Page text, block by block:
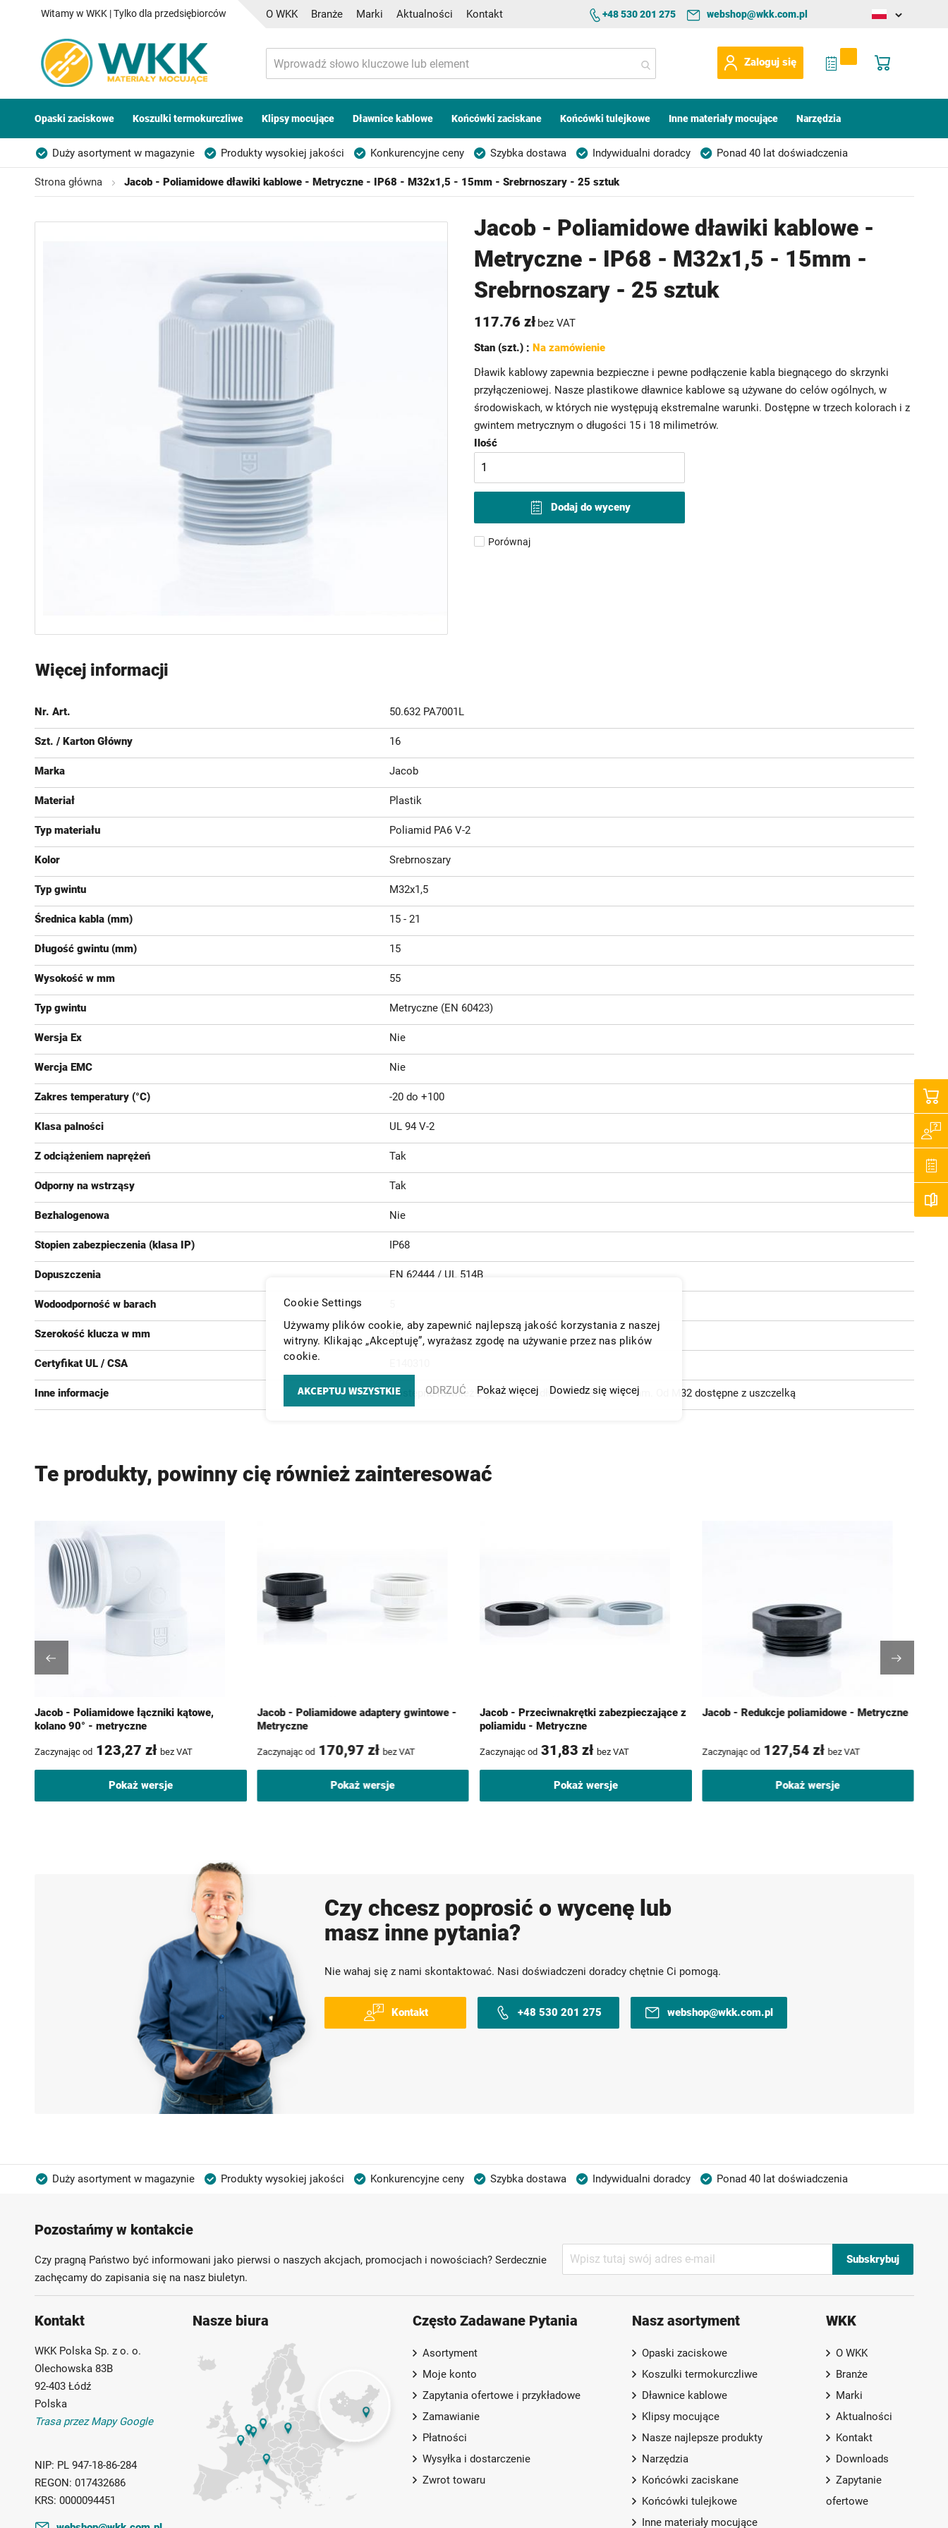
Witamy w WKK | Tylko dla przedsiębiorców O WKK Branże Marki Aktualności Kontakt webshop@wkk.com.pl
+48 530 201 275
Change
Zaloguj się
Mój koszyk
My Quote
Opaski zaciskowe Koszulki termokurczliwe Klipsy mocujące Dławnice kablowe Końcówki zaciskane Końcówki tulejkowe Inne materiały mocujące Narzędzia
Duży asortyment w magazynie Produkty wysokiej jakości Konkurencyjne ceny Szybka dostawa Indywidualni doradcy
Ponad 40 lat doświadczenia
Możliwość własnego etykietowania
Strona główna Jacob - Poliamidowe dławiki kablowe - Metryczne - IP68 - M32x1,5 - 15mm - Srebrnoszary - 25 sztuk
Jacob - Poliamidowe dławiki kablowe -
Metryczne - IP68 - M32x1,5 - 15mm -
Srebrnoszary - 25 sztuk
117.76 zł bez VAT
Stan (szt.) : Na zamówienie
Dławik kablowy zapewnia bezpieczne i pewne podłączenie kabla biegnącego do skrzynki
przyłączeniowej. Nasze plastikowe dławnice kablowe są używane do celów ogólnych, w
środowiskach, w których nie występują ekstremalne warunki. Dostępne w trzech kolorach i z
gwintem metrycznym o długości 15 i 18 milimetrów.
Ilość
Dodaj do wyceny
Porównaj
początek
Więcej informacji
Nr. Art. 50.632 PA7001L
Szt. / Karton Główny 16
Marka Jacob
Materiał Plastik
Typ materiału Poliamid PA6 V-2
Kolor Srebrnoszary
Typ gwintu M32x1,5
Średnica kabla (mm) 15 - 21
Długość gwintu (mm) 15
Wysokość w mm 55
Typ gwintu Metryczne (EN 60423)
Wersja Ex Nie
Wercja EMC Nie
Zakres temperatury (°C) -20 do +100
Klasa palności UL 94 V-2
Z odciążeniem naprężeń Tak
Odporny na wstrząsy Tak
Bezhalogenowa Nie
Stopien zabezpieczenia (klasa IP) IP68
Dopuszczenia EN 62444 / UL 514B
Wodoodporność w barach
Szerokość klucza w mm
Certyfikat UL / CSA
Inne informacje Dostępne również z gwintami o długości 15,0 i 18,0 mm. Od M32 dostępne z uszczelką
Te produkty, powinny cię również zainteresować
Jacob - Poliamidowe łączniki kątowe,
kolano 90° - metryczne
Zaczynając od 123,27 zł bez VAT
Pokaż wersje
Jacob - Poliamidowe adaptery gwintowe -
Metryczne
Zaczynając od 170,97 zł bez VAT
Pokaż wersje
Jacob - Przeciwnakrętki zabezpieczające z
poliamidu - Metryczne
Zaczynając od 31,83 zł bez VAT
Pokaż wersje
Jacob - Redukcje poliamidowe - Metryczne
Zaczynając od 127,54 zł bez VAT
Pokaż wersje
Czy chcesz poprosić o wycenę lub
masz inne pytania?
Nie wahaj się z nami skontaktować. Nasi doświadczeni doradcy chętnie Ci pomogą.
Kontakt +48 530 201 275 webshop@wkk.com.pl
Duży asortyment w magazynie Produkty wysokiej jakości Konkurencyjne ceny Szybka dostawa Indywidualni doradcy
Ponad 40 lat doświadczenia
Pozostańmy w kontakcie
Czy pragną Państwo być informowani jako pierwsi o naszych akcjach, promocjach i nowościach? Serdecznie
zachęcamy do zapisania się na nasz biuletyn.
nasz
Subskrybuj
Kontakt
WKK Polska Sp. z o. o.
Olechowska 83B
92-403 Łódź
Polska
Trasa przez Mapy Google
NIP: PL 947-18-86-284
REGON: 017432686
KRS: 0000094451
Nasze biura Często Zadawane Pytania
Asortyment
Moje konto
Zapytania ofertowe i przykładowe
Zamawianie
Płatności
Wysyłka i dostarczenie
Zwrot towaru
Nasz asortyment
Opaski zaciskowe
Koszulki termokurczliwe
Dławnice kablowe
Klipsy mocujące
Nasze najlepsze produkty
Narzędzia
Końcówki zaciskane
Końcówki tulejkowe
Inne materiały mocujące
WKK
O WKK
Branże
Marki
Aktualności
Kontakt
Downloads
Zapytanie
ofertowe
Cookie Settings
Używamy plików cookie, aby zapewnić najlepszą jakość korzystania z naszej
witryny. Klikając „Akceptuję”, wyrażasz zgodę na używanie przez nas plików
cookie.
AKCEPTUJ WSZYSTKIE ODRZUĆ Pokaż więcej Dowiedz się więcej